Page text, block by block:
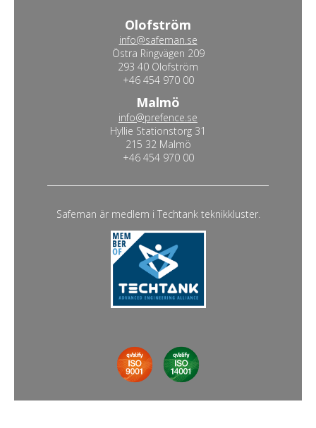
Olofström
info@safeman.se
Östra Ringvägen 209
293 40 Olofström
+46 454 970 00
Malmö
info@prefence.se
Hyllie Stationstorg 31
215 32 Malmö
+46 454 970 00
Safeman är medlem i Techtank teknikkluster.